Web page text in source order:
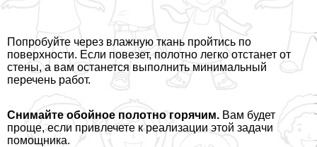
Попробуйте через влажную ткань пройтись по
поверхности. Если повезет, полотно легко отстанет от
стены, а вам останется выполнить минимальный
перечень работ.
Снимайте обойное полотно горячим. Вам будет
проще, если привлечете к реализации этой задачи
помощника.